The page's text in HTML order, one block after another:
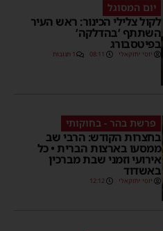
יום המסוגל
לקול צלילי הכינור: ראש העיר
השתתף ’בהדלקה’
בפיטסבורג
יוסי יחזקאלי 08:11 1 תגובות
פרשת בהר - בחוקותי
בחצרות הקודש: הרבי שב
ממסעו בארצות הברית • כל
אירועי וזמני שבת מברכין
באשדוד
יוסי יחזקאלי 12:12